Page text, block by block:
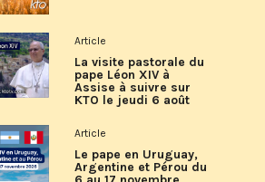
Article
La visite pastorale du
pape Léon XIV à
Assise à suivre sur
KTO le jeudi 6 août
Article
Le pape en Uruguay,
Argentine et Pérou du